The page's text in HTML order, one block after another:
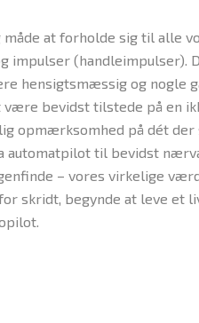
at forholde sig til alle
impulser (handleimpulser).
hensigtsmæssig og nogle
bevidst tilstede på en
opmærksomhed på dét
automatpilot til bevidst
– vores virkelige
skridt, begynde at leve et